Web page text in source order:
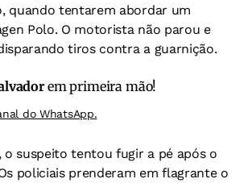
quando tentarem abordar um
Polo. O motorista não parou e
tiros contra a guarnição.
em primeira mão!
do WhatsApp.
o suspeito tentou fugir a pé após o
policiais prenderam em flagrante o